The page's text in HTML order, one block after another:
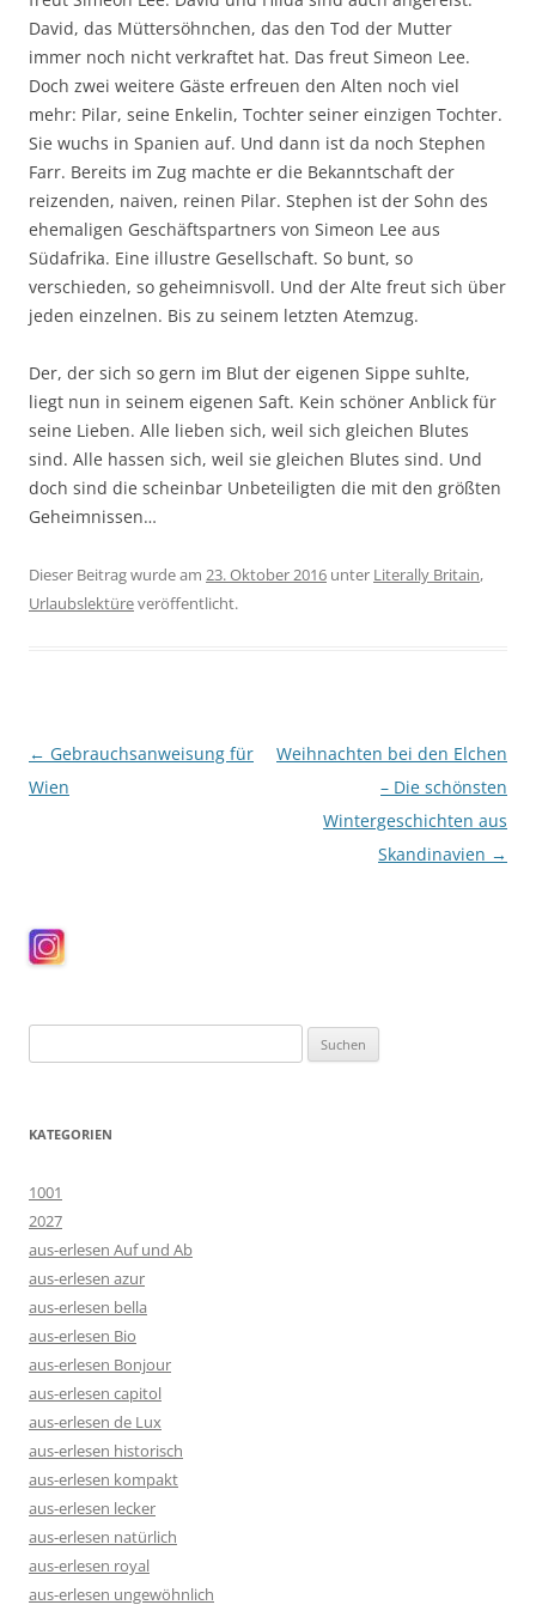
David, das Müttersöhnchen, das den Tod der Mutter
immer noch nicht verkraftet hat. Das freut Simeon Lee.
Doch zwei weitere Gäste erfreuen den Alten noch viel
mehr: Pilar, seine Enkelin, Tochter seiner einzigen Tochter.
Sie wuchs in Spanien auf. Und dann ist da noch Stephen
Farr. Bereits im Zug machte er die Bekanntschaft der
reizenden, naiven, reinen Pilar. Stephen ist der Sohn des
ehemaligen Geschäftspartners von Simeon Lee aus
Südafrika. Eine illustre Gesellschaft. So bunt, so
verschieden, so geheimnisvoll. Und der Alte freut sich über
jeden einzelnen. Bis zu seinem letzten Atemzug.
Der, der sich so gern im Blut der eigenen Sippe suhlte,
liegt nun in seinem eigenen Saft. Kein schöner Anblick für
seine Lieben. Alle lieben sich, weil sich gleichen Blutes
sind. Alle hassen sich, weil sie gleichen Blutes sind. Und
doch sind die scheinbar Unbeteiligten die mit den größten
Geheimnissen…
Dieser Beitrag wurde am 23. Oktober 2016 unter Literally Britain,
Urlaubslektüreveröffentlicht.
Beitragsnavigation
← Gebrauchsanweisung für
Wien
Weihnachten bei den Elchen
– Die schönsten
Wintergeschichten aus
Skandinavien →
nach:
KATEGORIEN
1001
2027
aus-erlesen Auf und Ab
aus-erlesen azur
aus-erlesen bella
aus-erlesen Bio
aus-erlesen Bonjour
aus-erlesen capitol
aus-erlesen de Lux
aus-erlesen historisch
aus-erlesen kompakt
aus-erlesen lecker
aus-erlesen natürlich
aus-erlesen royal
aus-erlesen ungewöhnlich